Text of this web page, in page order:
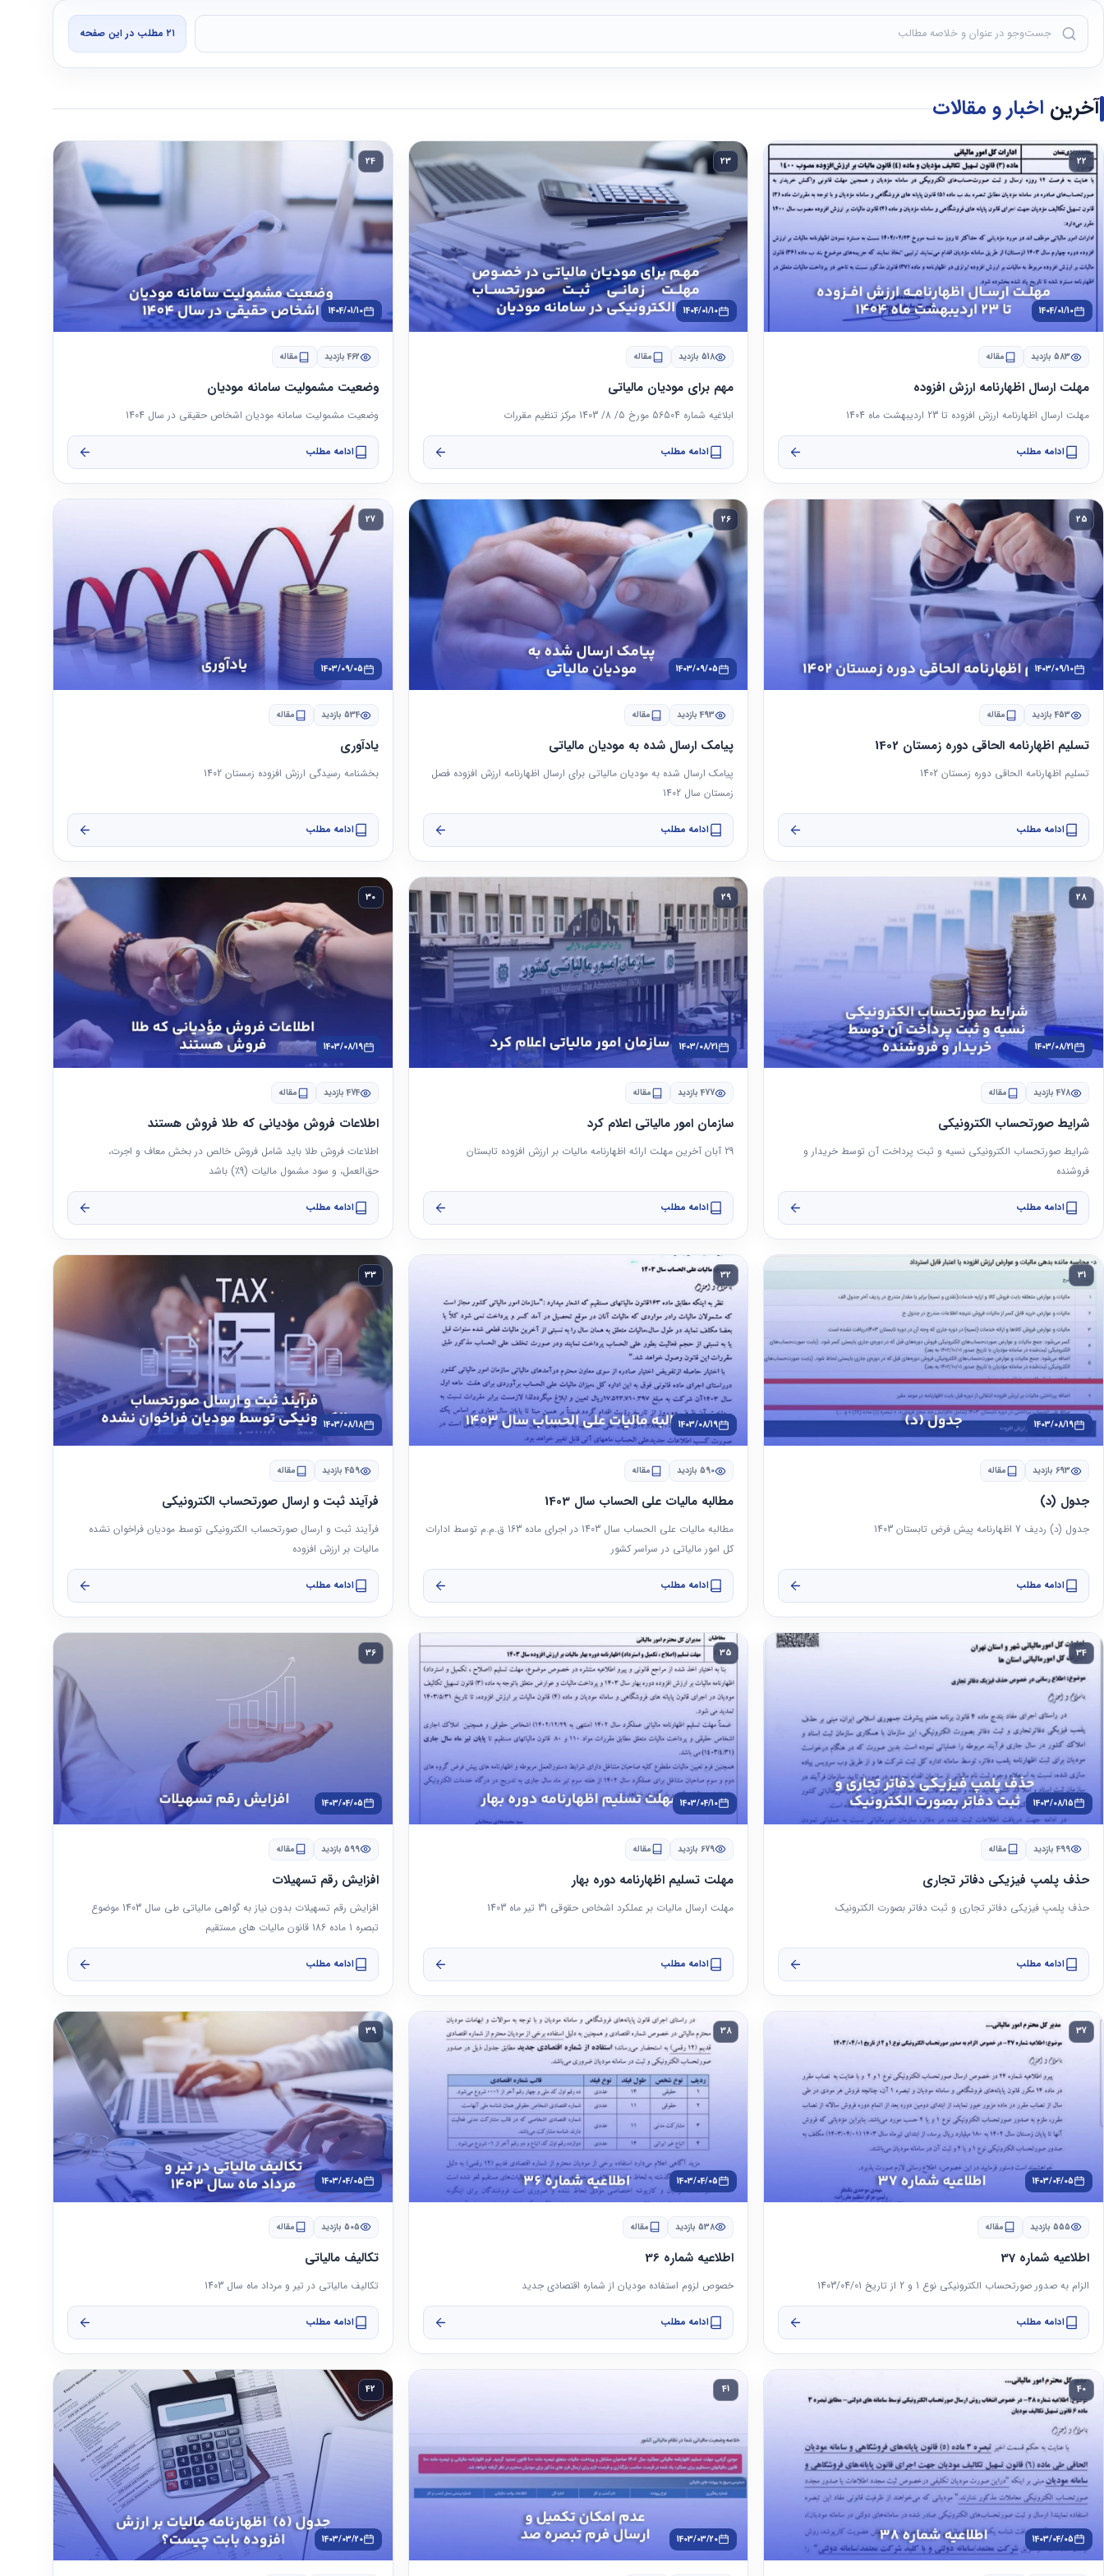
۲۱ مطلب در این صفحه
آخرین اخبار و مقالات
22
1404/01/10
583 بازدید مقاله
مهلت ارسال اظهارنامه ارزش افزوده
مهلت ارسال اظهارنامه ارزش افزوده تا 23 اردیبهشت ماه 1404
ادامه مطلب
23
1404/01/10
518 بازدید مقاله
مهم برای مودیان مالیاتی
ابلاغیه شماره 56504 مورخ 5/ 8/ 1403 مرکز تنظیم مقررات
ادامه مطلب
24
1404/01/10
462 بازدید مقاله
وضعیت مشمولیت سامانه مودیان
وضعیت مشمولیت سامانه مودیان اشخاص حقیقی در سال 1404
ادامه مطلب
25
1403/09/10
453 بازدید مقاله
تسلیم اظهارنامه الحاقی دوره زمستان 1402
تسلیم اظهارنامه الحاقی دوره زمستان 1402
ادامه مطلب
26
1403/09/05
493 بازدید مقاله
پیامک ارسال شده به مودیان مالیاتی
پیامک ارسال شده به مودیان مالیاتی برای ارسال اظهارنامه ارزش افزوده فصل
زمستان سال 1402
ادامه مطلب
27
1403/09/05
534 بازدید مقاله
یادآوری
بخشنامه رسیدگی ارزش افزوده زمستان 1402
ادامه مطلب
28
1403/08/21
478 بازدید مقاله
شرایط صورتحساب الکترونیکی
شرایط صورتحساب الکترونیکی نسیه و ثبت پرداخت آن توسط خریدار و
فروشنده
ادامه مطلب
29
1403/08/21
477 بازدید مقاله
سازمان امور مالیاتی اعلام کرد
29 آبان آخرین مهلت ارائه اظهارنامه مالیات بر ارزش افزوده تابستان
ادامه مطلب
30
1403/08/19
474 بازدید مقاله
اطلاعات فروش مؤدیانی که طلا فروش هستند
اطلاعات فروش طلا باید شامل فروش خالص در بخش معاف و اجرت،
حق‌العمل، و سود مشمول مالیات (9٪) باشد
ادامه مطلب
31
1403/08/19
693 بازدید مقاله
جدول (د)
جدول (د) ردیف 7 اظهارنامه پیش فرض تابستان 1403
ادامه مطلب
32
1403/08/19
590 بازدید مقاله
مطالبه مالیات علی الحساب سال 1403
مطالبه مالیات علی الحساب سال 1403 در اجرای ماده 163 ق.م.م توسط ادارات
کل امور مالیاتی در سراسر کشور
ادامه مطلب
33
1403/08/18
459 بازدید مقاله
فرآیند ثبت و ارسال صورتحساب الکترونیکی
فرآیند ثبت و ارسال صورتحساب الکترونیکی توسط مودیان فراخوان نشده
مالیات بر ارزش افزوده
ادامه مطلب
34
1403/08/15
499 بازدید مقاله
حذف پلمپ فیزیکی دفاتر تجاری
حذف پلمپ فیزیکی دفاتر تجاری و ثبت دفاتر بصورت الکترونیک
ادامه مطلب
35
1403/04/10
679 بازدید مقاله
مهلت تسلیم اظهارنامه دوره بهار
مهلت ارسال مالیات بر عملکرد اشخاص حقوقی 31 تیر ماه 1403
ادامه مطلب
36
1403/04/05
599 بازدید مقاله
افزایش رقم تسهیلات
افزایش رقم تسهیلات بدون نیاز به گواهی مالیاتی طی سال 1403 موضوع
تبصره 1 ماده 186 قانون مالیات های مستقیم
ادامه مطلب
37
1403/04/05
555 بازدید مقاله
اطلاعیه شماره 37
الزام به صدور صورتحساب الکترونیکی نوع 1 و 2 از تاریخ 1403/04/01
ادامه مطلب
38
1403/04/05
538 بازدید مقاله
اطلاعیه شماره 36
خصوص لزوم استفاده مودیان از شماره اقتصادی جدید
ادامه مطلب
39
1403/04/05
505 بازدید مقاله
تکالیف مالیاتی
تکالیف مالیاتی در تیر و مرداد ماه سال 1403
ادامه مطلب
40
1403/04/05
41
1403/03/20
42
1403/03/20